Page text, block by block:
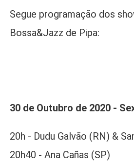
Segue programação dos
Bossa&Jazz de Pipa:
30 de Outubro de 2020 -
20h - Dudu Galvão (RN) &
20h40 - Ana Cañas (SP)